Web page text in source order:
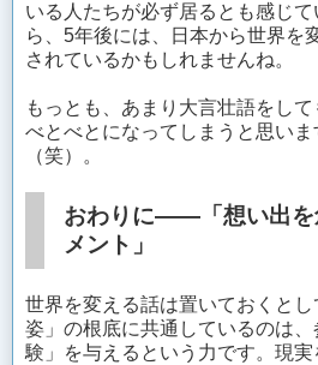
いる人たちが必ず居るとも感じ
ら、5年後には、日本から世界を
されているかもしれませんね。
もっとも、あまり大言壮語をし
べとべとになってしまうと思い
（笑）。
おわりに——「想い出を
メント」
世界を変える話は置いておくと
姿」の根底に共通しているのは
験」を与えるという力です。現